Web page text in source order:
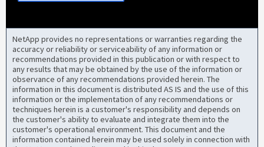
NetApp provides no representations or warranties regarding the
accuracy or reliability or serviceability of any information or
recommendations provided in this publication or with respect to
any results that may be obtained by the use of the information or
observance of any recommendations provided herein. The
information in this document is distributed AS IS and the use of this
information or the implementation of any recommendations or
techniques herein is a customer's responsibility and depends on
the customer's ability to evaluate and integrate them into the
customer's operational environment. This document and the
information contained herein may be used solely in connection with